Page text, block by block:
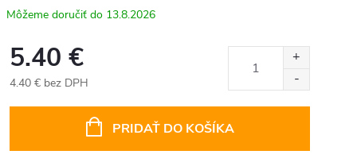
13.8.2026
5.40 €
4.40 € bez DPH
PRIDAŤ DO KOŠÍKA